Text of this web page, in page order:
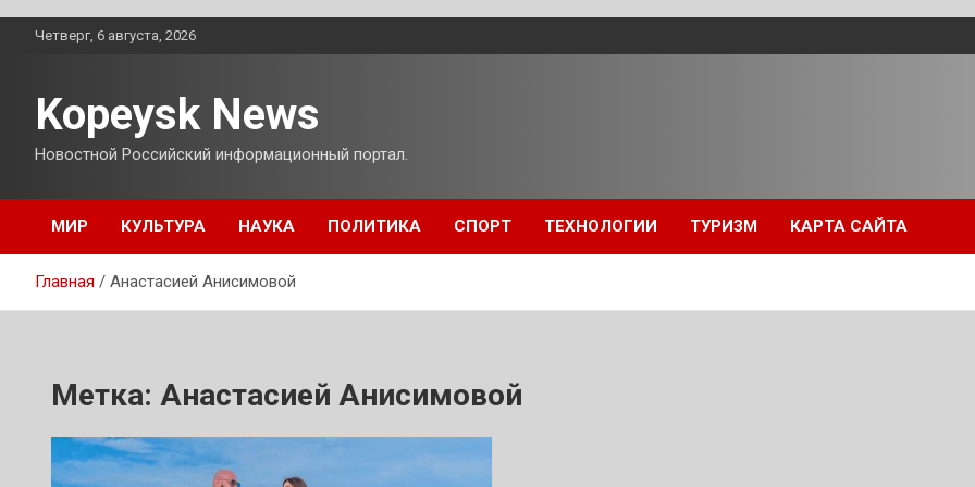
ПерейтиЧетверг, 6 августа, 2026
Kopeysk News
Новостной Российский информационный портал.
МИР КУЛЬТУРА НАУКА ПОЛИТИКА СПОРТ ТЕХНОЛОГИИ ТУРИЗМ КАРТА САЙТА
Главная Анастасией Анисимовой
Метка: Анастасией Анисимовой